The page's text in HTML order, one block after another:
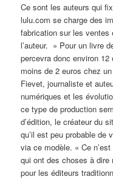
Ce sont les auteurs qui
lulu.com se charge des
fabrication sur les ventes
l’auteur. » Pour un livre
percevra donc environ
moins de 2 euros chez
Fievet, journaliste et
numériques et les
ce type de production
d’édition, le créateur du
qu’il est peu probable de
via ce modèle. « Ce
qui ont des choses à dire
pour les éditeurs